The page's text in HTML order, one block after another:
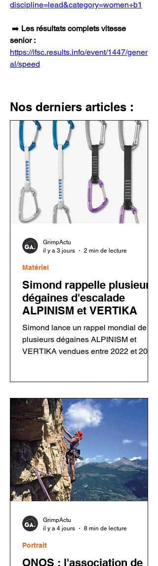
discipline=lead&category=women+b1
➡️ Les résultats complets vitesse
senior :
https://ifsc.results.info/event/1447/gener
al/speed
Nos derniers articles :
Simond rappelle plusieurs
dégaines d'escalade
ALPINISM et VERTIKA
Simond lance un rappel mondial de
plusieurs dégaines ALPINISM et
VERTIKA vendues entre 2022 et 2026.
chute. Les utilisateurs doivent
inspecter leur matériel avant toute
nouvelle utilisation.
Matériel
GrimpActu
il y a 3 jours
2 min de lecture
ONOS : l'association de
Portrait
GrimpActu
il y a 4 jours
8 min de lecture